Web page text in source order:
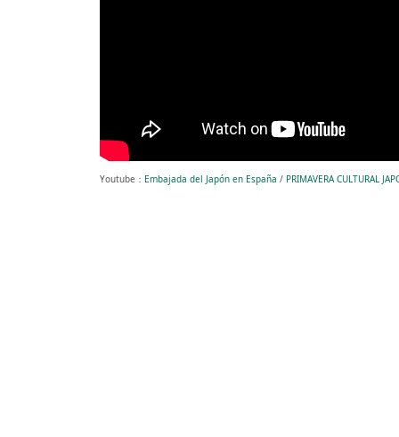
Youtube： Embajada del Japón en España / PRIMAVERA CULTURAL